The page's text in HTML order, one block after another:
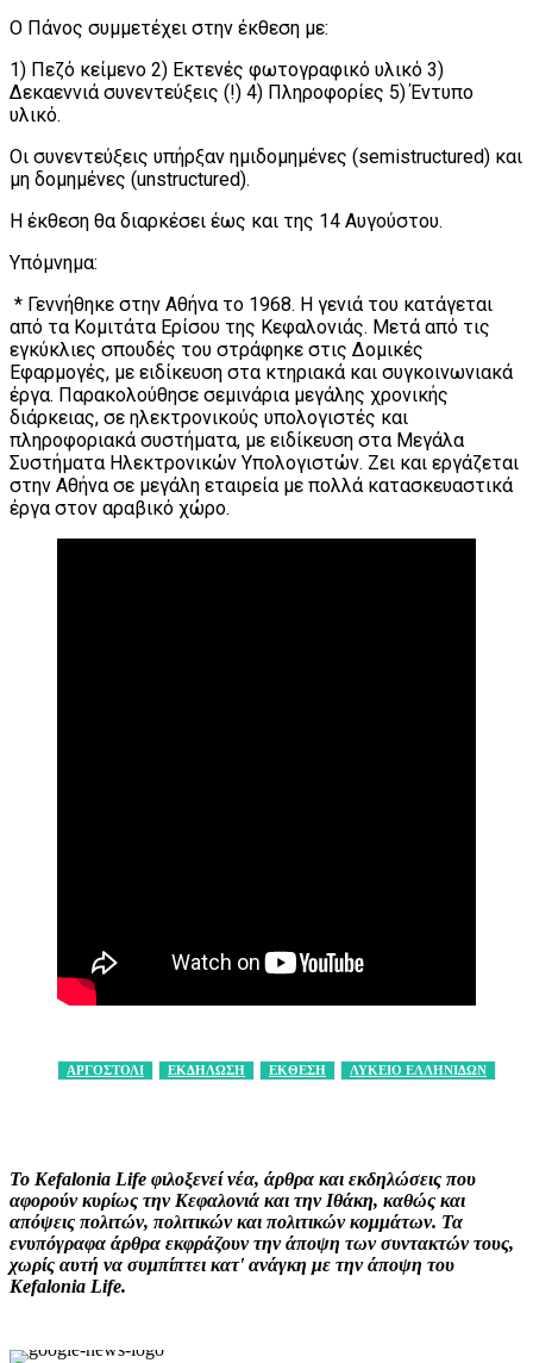
Ο Πάνος συμμετέχει στην έκθεση με:
1) Πεζό κείμενο 2) Εκτενές φωτογραφικό υλικό 3)
Δεκαεννιά συνεντεύξεις (!) 4) Πληροφορίες 5) Έντυπο
υλικό.
Οι συνεντεύξεις υπήρξαν ημιδομημένες (semistructured) και
μη δομημένες (unstructured).
Η έκθεση θα διαρκέσει έως και της 14 Αυγούστου.
Υπόμνημα:
* Γεννήθηκε στην Αθήνα το 1968. Η γενιά του κατάγεται
από τα Κομιτάτα Ερίσου της Κεφαλονιάς. Μετά από τις
εγκύκλιες σπουδές του στράφηκε στις Δομικές
Εφαρμογές, με ειδίκευση στα κτηριακά και συγκοινωνιακά
έργα. Παρακολούθησε σεμινάρια μεγάλης χρονικής
διάρκειας, σε ηλεκτρονικούς υπολογιστές και
πληροφοριακά συστήματα, με ειδίκευση στα Μεγάλα
Συστήματα Ηλεκτρονικών Υπολογιστών. Ζει και εργάζεται
στην Αθήνα σε μεγάλη εταιρεία με πολλά κατασκευαστικά
έργα στον αραβικό χώρο.
ΑΡΓΟΣΤΟΛΙ ΕΚΔΗΛΩΣΗ ΕΚΘΕΣΗ ΛΥΚΕΙΟ ΕΛΛΗΝΙΔΩΝ
Το Kefalonia Life φιλοξενεί νέα, άρθρα και εκδηλώσεις που
αφορούν κυρίως την Κεφαλονιά και την Ιθάκη, καθώς και
απόψεις πολιτών, πολιτικών και πολιτικών κομμάτων. Τα
ενυπόγραφα άρθρα εκφράζουν την άποψη των συντακτών τους,
χωρίς αυτή να συμπίπτει κατ' ανάγκη με την άποψη του
Kefalonia Life.